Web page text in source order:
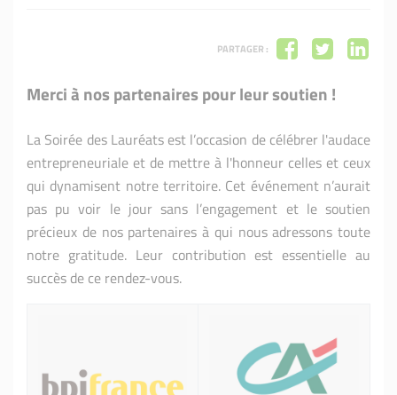
PARTAGER :
Merci à nos partenaires pour leur soutien !
La Soirée des Lauréats est l’occasion de célébrer l'audace
entrepreneuriale et de mettre à l'honneur celles et ceux
qui dynamisent notre territoire. Cet événement n’aurait
pas pu voir le jour sans l’engagement et le soutien
précieux de nos partenaires à qui nous adressons toute
notre gratitude. Leur contribution est essentielle au
succès de ce rendez-vous.